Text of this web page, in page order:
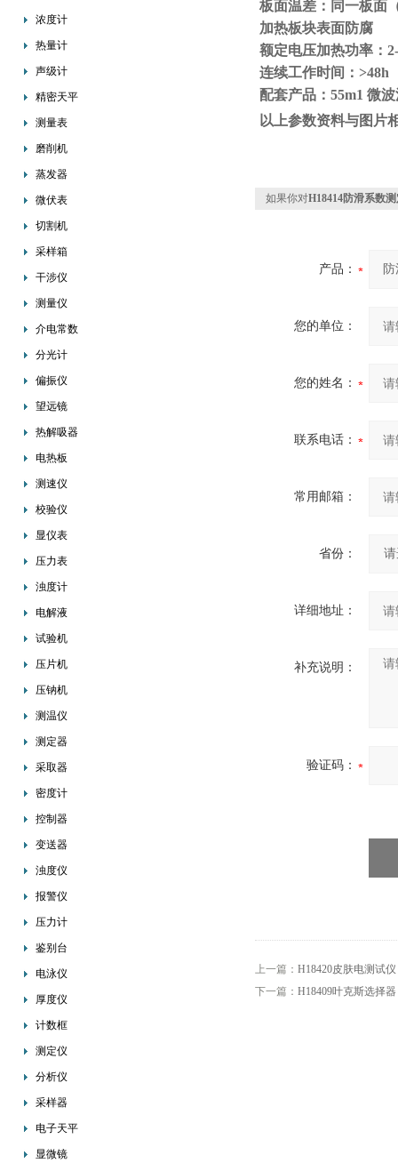
浓度计
热量计
声级计
精密天平
测量表
磨削机
蒸发器
微伏表
切割机
采样箱
干涉仪
测量仪
介电常数
分光计
偏振仪
望远镜
热解吸器
电热板
测速仪
校验仪
显仪表
压力表
浊度计
电解液
试验机
压片机
压钠机
测温仪
测定器
采取器
密度计
控制器
变送器
浊度仪
报警仪
压力计
鉴别台
电泳仪
厚度仪
计数框
测定仪
分析仪
采样器
电子天平
显微镜
板面温差：同一板面
加热板块表面防腐
额定电压加热功率：
连续工作时间： >48h
配套产品： 55m1 微
以上参数资料与图片
如果你对H18414防滑系数
产品：
您的单位：
您的姓名：
联系电话：
常用邮箱：
省份：
详细地址：
补充说明：
验证码：
上一篇： H18420皮肤电测试仪
下一篇： H18409叶克斯选择器